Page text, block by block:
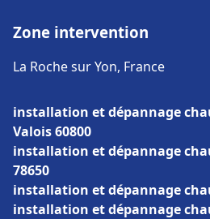
Zone intervention
La Roche sur Yon, France
installation et dépannage
Valois 60800
installation et dépannage
78650
installation et dépannage
installation et dépannage